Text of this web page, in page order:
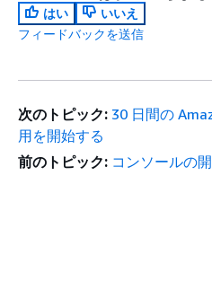
はい
いいえ
フィードバックを送信
次のトピック: 30 日間の
用を開始する
前のトピック: コンソールの